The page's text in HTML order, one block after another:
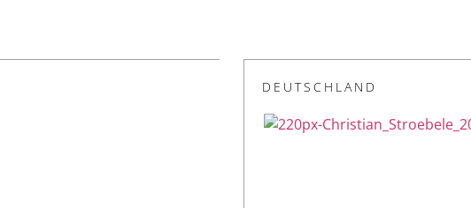
DEUTSCHLAND